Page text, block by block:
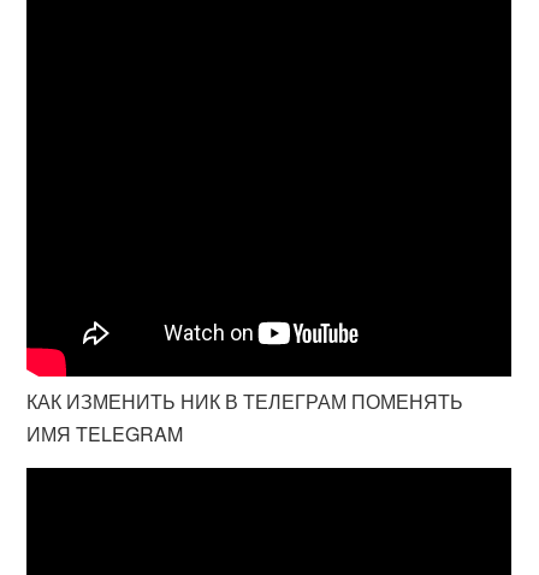
КАК ИЗМЕНИТЬ НИК В ТЕЛЕГРАМ ПОМЕНЯТЬ
ИМЯ TELEGRAM